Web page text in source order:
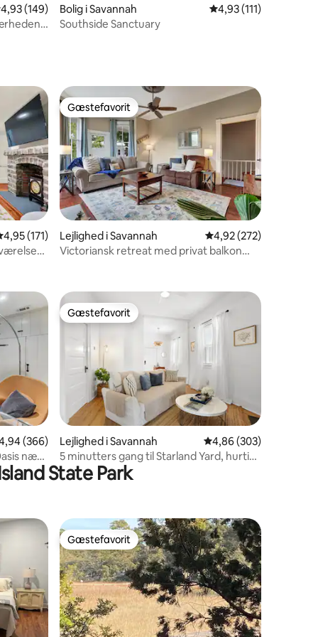
omtaler
ud af 5 i gennemsnitlig bedømmelse, 149 omtaler
4,93 (149)
Bolig i Savannah 4,93 ud af 5 i
4,93 (111)
Southside Sanctuary
omtaler
ud af 5 i gennemsnitlig bedømmelse, 171 omtaler
4,95 (171)
Gæstefavorit
Gæstefavorit
Lejlighed i Savannah 4,92 ud af 5 i
4,92 (272)
Victoriansk retreat med privat balkon
omtaler
ud af 5 i gennemsnitlig bedømmelse, 366 omtaler
(366)
nær
Gæstefavorit
Gæstefavorit
Lejlighed i Savannah 4,86 ud af 5 i
4,86 (303)
5 minutters gang til Starland Yard, hurtig
wi-fi, moderne lejlighed
State Park
Gæstefavorit
Gæstefavorit